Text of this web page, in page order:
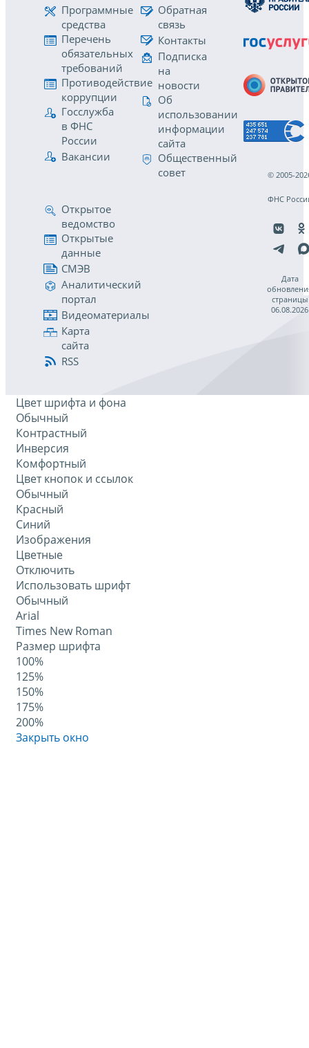
Программные
средства
Перечень
обязательных
требований
Противодействие
коррупции
Госслужба
в ФНС
России
Вакансии
Обратная
связь
Контакты
Подписка
на
новости
Об
использовании
информации
сайта
Общественный
совет
Открытое
ведомство
Открытые
данные
СМЭВ
Аналитический
портал
Видеоматериалы
Карта
сайта
RSS
© 2005-
ФНС
Дата
страницы
06.08.2026
Цвет шрифта и фона
Обычный
Контрастный
Инверсия
Комфортный
Цвет кнопок и ссылок
Обычный
Красный
Синий
Изображения
Цветные
Отключить
Использовать шрифт
Обычный
Arial
Times New Roman
Размер шрифта
100%
125%
150%
175%
200%
Закрыть окно